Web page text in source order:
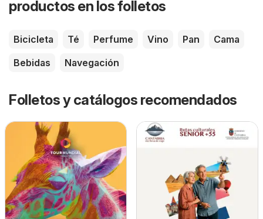
productos en los folletos
Bicicleta Té Perfume Vino Pan
Cama
Bebidas
Navegación
Folletos y catálogos recomendados